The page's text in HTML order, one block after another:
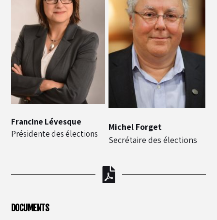
Francine Lévesque
Présidente des élections
Michel Forget
Secrétaire des élections
DOCUMENTS